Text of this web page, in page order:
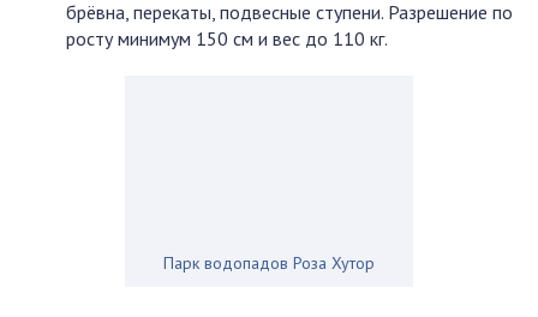
брёвна, перекаты, подвесные ступени. Разрешение по
росту минимум 150 см и вес до 110 кг.
Парк водопадов Роза Хутор